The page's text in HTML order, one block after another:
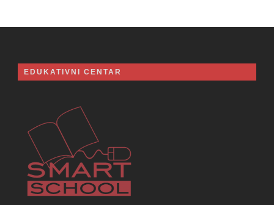
EDUKATIVNI CENTAR